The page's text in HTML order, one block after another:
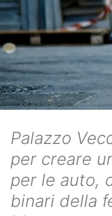
Palazzo
per creare
per le auto,
binari della